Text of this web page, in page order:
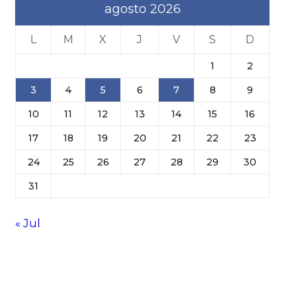
agosto 2026
L M X J V S D
1
2
3
4 5 6 7 8
9
10
11 12 13 14 15
16
17
18 19 20 21 22
23
24
25 26 27 28 29
30
31
« Jul